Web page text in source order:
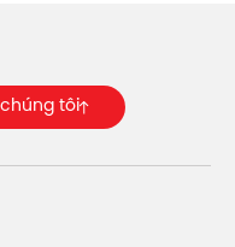
tôi